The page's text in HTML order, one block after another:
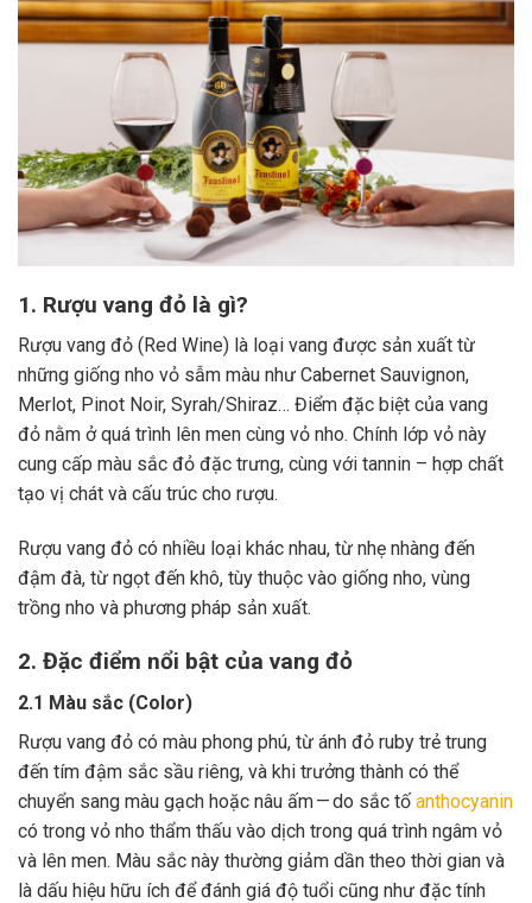
1. Rượu vang đỏ là gì?
Rượu vang đỏ (Red Wine) là loại vang được sản xuất từ
những giống nho vỏ sẫm màu như Cabernet Sauvignon,
Merlot, Pinot Noir, Syrah/Shiraz… Điểm đặc biệt của vang
đỏ nằm ở quá trình lên men cùng vỏ nho. Chính lớp vỏ này
cung cấp màu sắc đỏ đặc trưng, cùng với tannin – hợp chất
tạo vị chát và cấu trúc cho rượu.
Rượu vang đỏ có nhiều loại khác nhau, từ nhẹ nhàng đến
đậm đà, từ ngọt đến khô, tùy thuộc vào giống nho, vùng
trồng nho và phương pháp sản xuất.
2. Đặc điểm nổi bật của vang đỏ
2.1 Màu sắc (Color)
Rượu vang đỏ có màu phong phú, từ ánh đỏ ruby trẻ trung
đến tím đậm sắc sầu riêng, và khi trưởng thành có thể
chuyển sang màu gạch hoặc nâu ấm — do sắc tố anthocyanin
có trong vỏ nho thẩm thấu vào dịch trong quá trình ngâm vỏ
và lên men. Màu sắc này thường giảm dần theo thời gian và
là dấu hiệu hữu ích để đánh giá độ tuổi cũng như đặc tính